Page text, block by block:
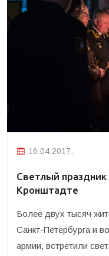
16.04.2017.
Светлый праздник
Кронштадте
Более двух тысяч
Санкт-Петербурга и
армии, встретили